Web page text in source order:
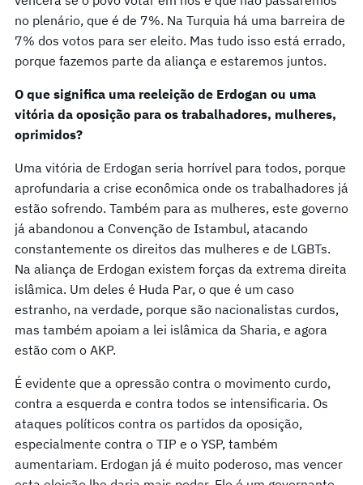
no plenário, que é de 7%. Na Turquia há uma barreira de
7% dos votos para ser eleito. Mas tudo isso está errado,
porque fazemos parte da aliança e estaremos juntos.
O que significa uma reeleição de Erdogan ou uma
vitória da oposição para os trabalhadores, mulheres,
oprimidos?
Uma vitória de Erdogan seria horrível para todos, porque
aprofundaria a crise econômica onde os trabalhadores já
estão sofrendo. Também para as mulheres, este governo
já abandonou a Convenção de Istambul, atacando
constantemente os direitos das mulheres e de LGBTs.
Na aliança de Erdogan existem forças da extrema direita
islâmica. Um deles é Huda Par, o que é um caso
estranho, na verdade, porque são nacionalistas curdos,
mas também apoiam a lei islâmica da Sharia, e agora
estão com o AKP.
É evidente que a opressão contra o movimento curdo,
contra a esquerda e contra todos se intensificaria. Os
ataques políticos contra os partidos da oposição,
especialmente contra o TIP e o YSP, também
aumentariam. Erdogan já é muito poderoso, mas vencer